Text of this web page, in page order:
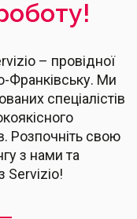
– провідної
Франківську. Ми
спеціалістів
Розпочніть свою
з нами та
Servizio!